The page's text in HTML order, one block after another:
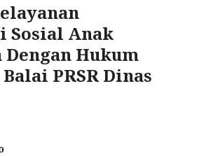
Sosial Anak
Dengan Hukum
PRSR Dinas